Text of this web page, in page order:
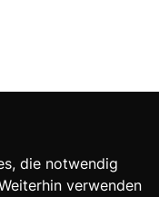
die notwendig
verwenden